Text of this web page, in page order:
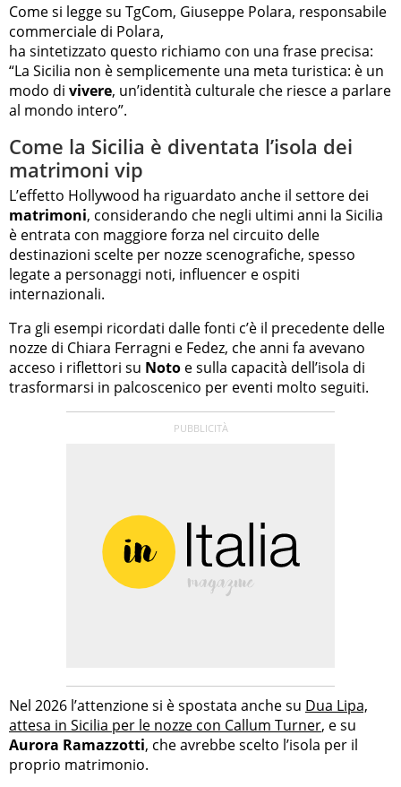
Come si legge su TgCom, Giuseppe Polara, responsabile
commerciale di Polara,
ha sintetizzato questo richiamo con una frase precisa:
“La Sicilia non è semplicemente una meta turistica: è un
modo di vivere, un’identità culturale che riesce a parlare
al mondo intero”.
Come la Sicilia è diventata l’isola dei
matrimoni vip
L’effetto Hollywood ha riguardato anche il settore dei
matrimoni, considerando che negli ultimi anni la Sicilia
è entrata con maggiore forza nel circuito delle
destinazioni scelte per nozze scenografiche, spesso
legate a personaggi noti, influencer e ospiti
internazionali.
Tra gli esempi ricordati dalle fonti c’è il precedente delle
nozze di Chiara Ferragni e Fedez, che anni fa avevano
acceso i riflettori su Noto e sulla capacità dell’isola di
trasformarsi in palcoscenico per eventi molto seguiti.
Nel 2026 l’attenzione si è spostata anche su Dua Lipa,
attesa in Sicilia per le nozze con Callum Turner, e su
Aurora Ramazzotti, che avrebbe scelto l’isola per il
proprio matrimonio.